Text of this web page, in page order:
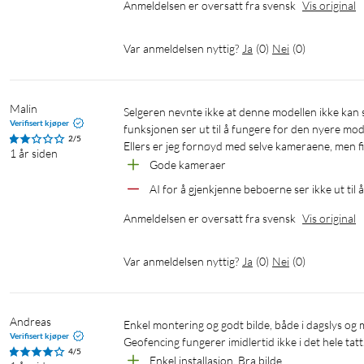
Knivskarpt bilde som
Få klarere og lysere bilde av personene på bildet. Innebygd
Ved hjelp av innebygd belysning lyser du
Forvandle natt til dag
Den infrarøde sensoren gjør at du kan se hele bildet skarpt, selv
Anmeldelsen er oversatt fra svensk Vis original
Var anmeldelsen nyttig? Ja (0) Nei (0)
Malin
Verifisert kjøper
2/5
1 år siden
Selgeren nevnte ikke at denne modellen ikke kan slå av varsler for de som bor i huset når de blir sett i kameraet. AI-
funksjonen ser ut til å fungere for den nyere
Ellers er jeg fornøyd med selve kameraene, men
Gode kameraer
AI for å gjenkjenne beboerne ser ikke ut til
Anmeldelsen er oversatt fra svensk Vis original
Var anmeldelsen nyttig? Ja (0) Nei (0)
Andreas
Verifisert kjøper
4/5
Enkel montering og godt bilde, både i dagslys og mørke.
Geofencing fungerer imidlertid ikke i det hele tatt.
Enkel installasjon, Bra bilde